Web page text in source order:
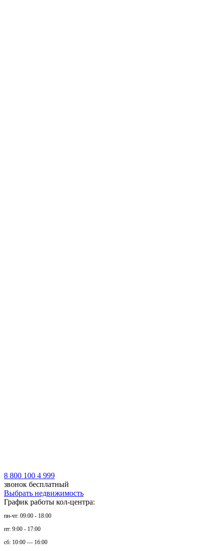
8 800 100 4 999
звонок бесплатный
Выбрать недвижимость
График работы кол-центра:
пн-чт: 09:00 - 18:00
пт: 9:00 - 17:00
сб: 10:00 — 16:00